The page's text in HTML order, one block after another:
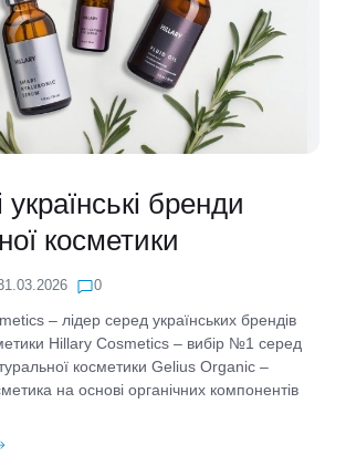
бренди
косметики
0
– лідер серед українських брендів
Hillary Cosmetics – вибір №1 серед
косметики Gelius Organic –
на основі органічних компонентів